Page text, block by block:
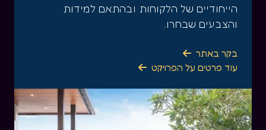
הייחודיים של הלקוחות ובהתאם למידות
והצבעים שבחרו.
בקר באתר 
עוד פרטים על הפרויקט 